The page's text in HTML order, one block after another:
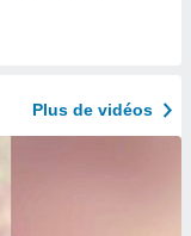
Plus de vidéos